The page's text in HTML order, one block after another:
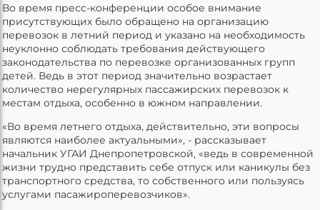
Во время пресс-конференции особое внимание
присутствующих было обращено на организацию
перевозок в летний период и указано на необходимость
неуклонно соблюдать требования действующего
законодательства по перевозке организованных групп
детей. Ведь в этот период значительно возрастает
количество нерегулярных пассажирских перевозок к
местам отдыха, особенно в южном направлении.
«Во время летнего отдыха, действительно, эти вопросы
являются наиболее актуальными», - рассказывает
начальник УГАИ Днепропетровской, «ведь в современной
жизни трудно представить себе отпуск или каникулы без
транспортного средства, то собственного или пользуясь
услугами пасажироперевозчиков».